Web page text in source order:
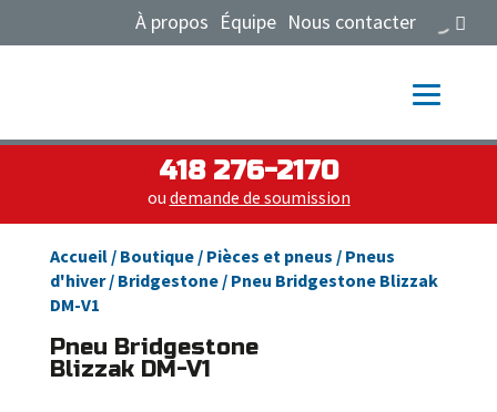
À propos Équipe Nous contacter
418 276-2170
ou demande de soumission
Accueil/ Boutique/ Pièces et pneus / Pneus
d'hiver/ Bridgestone/ Pneu Bridgestone Blizzak
DM-V1
Pneu Bridgestone
Blizzak DM-V1